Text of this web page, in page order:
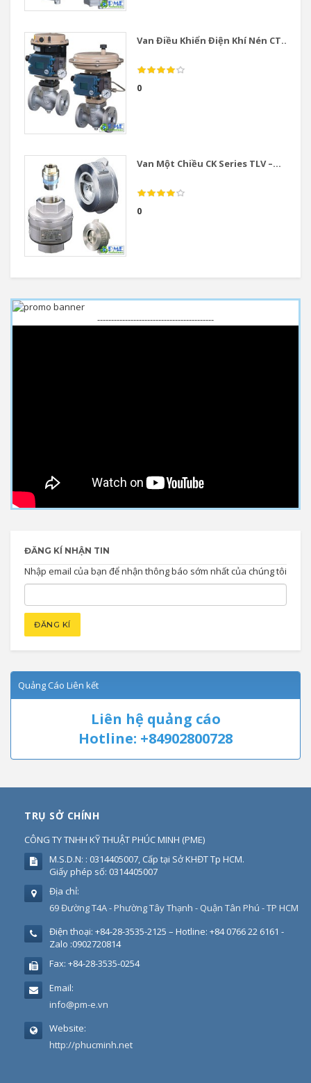
Van Điều Khiển Điện Khí Nén CT...
0
Van Một Chiều CK Series TLV –...
0
------------------------------------------
ĐĂNG KÍ NHẬN TIN
Nhập email của bạn để nhận thông báo sớm nhất của chúng tôi
Quảng Cáo Liên kết
Liên hệ quảng cáo
Hotline: +84902800728
TRỤ SỞ CHÍNH
CÔNG TY TNHH KỸ THUẬT PHÚC MINH (PME)
M.S.D.N: : 0314405007, Cấp tại Sở KHĐT Tp HCM.
Giấy phép số: 0314405007
Địa chỉ:
69 Đường T4A - Phường Tây Thạnh - Quận Tân Phú - TP HCM
Điện thoại: +84-28-3535-2125 – Hotline: +84 0766 22 6161 -
Zalo :0902720814
Fax: +84-28-3535-0254
Email:
info@pm-e.vn
Website:
http://phucminh.net